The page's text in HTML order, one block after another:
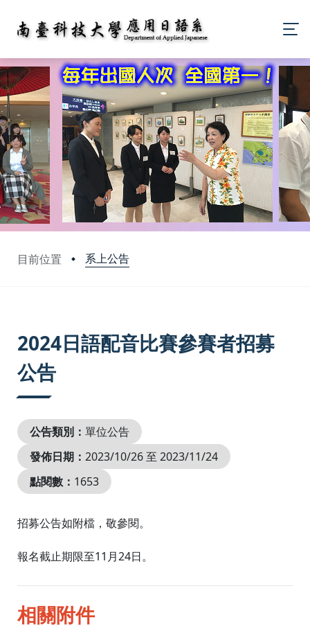
目前位置 系上公告
2024日語配音比賽參賽者招募
公告
公告類別： 單位公告
發佈日期： 2023/10/26 至 2023/11/24
點閱數： 1653
招募公告如附檔，敬參閱。
報名截止期限至11月24日。
相關附件